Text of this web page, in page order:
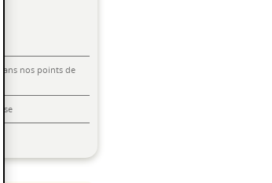
nos points de